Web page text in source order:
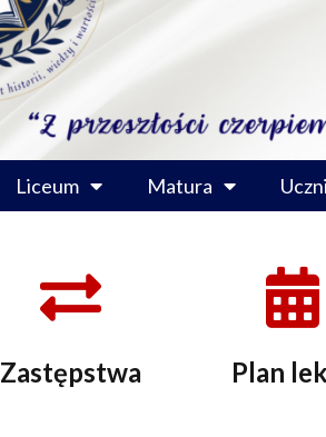
Liceum Matura
Zastępstwa Plan